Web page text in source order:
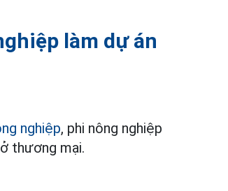
làm dự án
nghiệp, phi nông nghiệp
thương mại.